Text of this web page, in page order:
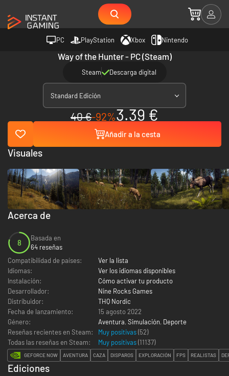
PC PlayStation Xbox Nintendo
Way of the Hunter - PC (Steam)
Steam Descarga digital
Standard Edición
40 €-92%3.39 €
Añadir a la cesta
Acerca de
8
Basada en
64 reseñas
Compatibilidad de países:
Ver la lista
Idiomas:
Ver los idiomas disponibles
Instalación:
Cómo activar tu producto
Desarrollador:
Nine Rocks Games
Distribuidor:
THQ Nordic
Fecha de lanzamiento:
15 agosto 2022
Género:
Aventura, Simulación, Deporte
Reseñas recientes en Steam:
Muy positivas(52)
Todas las reseñas en Steam:
Muy positivas(11137)
GEFORCE NOW AVENTURA CAZA DISPAROS EXPLORACIÓN FPS REALISTAS
Ediciones
Visuales